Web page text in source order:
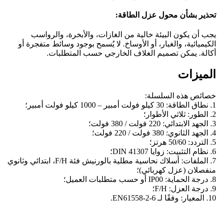
تحذير بشأن محول عزل الطاقة:
يجب أن يكون البيئة خالية من الغازات، والأبخرة، والرواسب
الكيميائية، والغبار، أو الأوساخ. لا يُسمح بوجود وسائط متفجرة أو
أكالة. يمكن تصميم الغلاف الخارجي حسب المتطلبات.
الميزات
خصائص هذه السلسلة:
1. نطاق الطاقة: 30 كيلو فولت أمبير – 1000 كيلو فولت أمبير؛
2. الطور: ثلاثي الأطوار؛
3. الجهد الابتدائي: 220 فولت / 380 فولت؛
4. الجهد الثانوي: 380 فولت / 220 فولت؛
5. التردد: 50/60 هرتز؛
6. نظام التثبيت: زوايا DIN 41307؛
7. الملفات: أسلاك نحاسية مطلية بالورنيش فئة F/H، ابتدائي وثانوي
منفصلان (عزل كهربائي)؛
8. درجة الحماية: IP00 أو حسب متطلبات العميل؛
9. درجة العزل: F/H؛
10. المعيار: وفقًا لـ EN61558-2-6.